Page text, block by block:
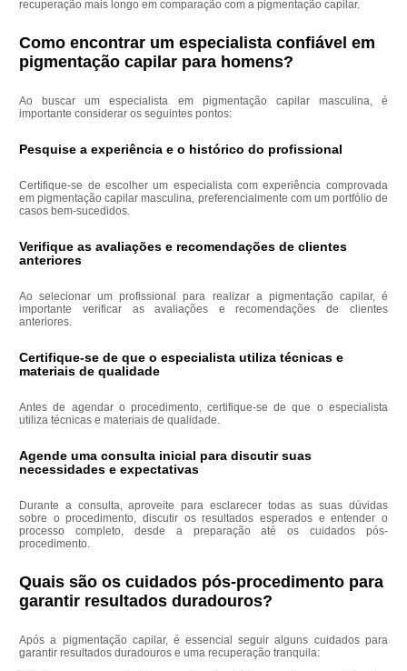
recuperação mais longo em comparação com a pigmentação capilar.
Como encontrar um especialista confiável em
pigmentação capilar para homens?
Ao buscar um especialista em pigmentação capilar masculina, é
importante considerar os seguintes pontos:
Pesquise a experiência e o histórico do profissional
Certifique-se de escolher um especialista com experiência comprovada
em pigmentação capilar masculina, preferencialmente com um portfólio de
casos bem-sucedidos.
Verifique as avaliações e recomendações de clientes
anteriores
Ao selecionar um profissional para realizar a pigmentação capilar, é
importante verificar as avaliações e recomendações de clientes
anteriores.
Certifique-se de que o especialista utiliza técnicas e
materiais de qualidade
Antes de agendar o procedimento, certifique-se de que o especialista
utiliza técnicas e materiais de qualidade.
Agende uma consulta inicial para discutir suas
necessidades e expectativas
Durante a consulta, aproveite para esclarecer todas as suas dúvidas
sobre o procedimento, discutir os resultados esperados e entender o
processo completo, desde a preparação até os cuidados pós-
procedimento.
Quais são os cuidados pós-procedimento para
garantir resultados duradouros?
Após a pigmentação capilar, é essencial seguir alguns cuidados para
garantir resultados duradouros e uma recuperação tranquila: